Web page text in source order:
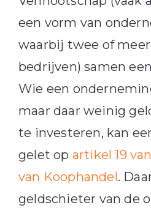
een vorm van
waarbij twee of
bedrijven) samen
Wie een
maar daar weinig
te investeren, kan
gelet op artikel 19
van Koophandel.
geldschieter van de